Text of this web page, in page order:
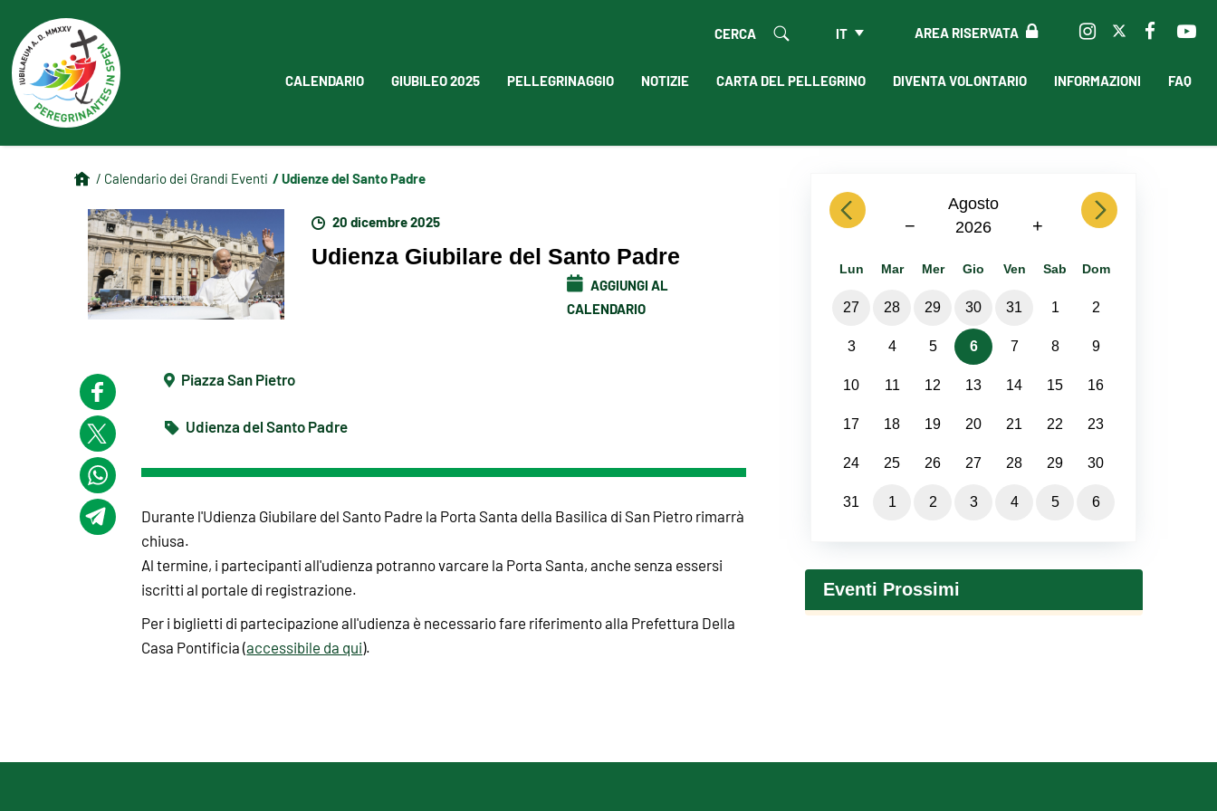
AREA RISERVATA
IT
CERCA
CALENDARIO GIUBILEO 2025 PELLEGRINAGGIO NOTIZIE CARTA DEL PELLEGRINO DIVENTA VOLONTARIO INFORMAZIONI FAQ
/ Calendario dei Grandi Eventi / Udienze del Santo Padre
20 dicembre 2025
Udienza Giubilare del Santo Padre
AGGIUNGI AL
CALENDARIO
Piazza San Pietro
Udienza del Santo Padre
Durante l'Udienza Giubilare del Santo Padre la Porta Santa della Basilica di San Pietro rimarrà
chiusa.
Al termine, i partecipanti all'udienza potranno varcare la Porta Santa, anche senza essersi
iscritti al portale di registrazione.
Per i biglietti di partecipazione all'udienza è necessario fare riferimento alla Prefettura Della
Casa Pontificia (accessibile da qui).
previous
Agosto
2026
− +
next
Lun Mar Mer Gio Ven Sab Dom
27 28 29 30 31 1 2
3 4 5 6 7 8 9
10 11 12 13 14 15 16
17 18 19 20 21 22 23
24 25 26 27 28 29 30
31 1 2 3 4 5 6
Eventi Prossimi